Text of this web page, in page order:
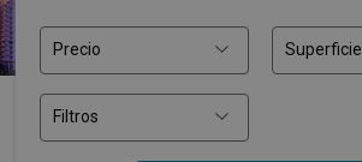
Precio Superficie
Filtros